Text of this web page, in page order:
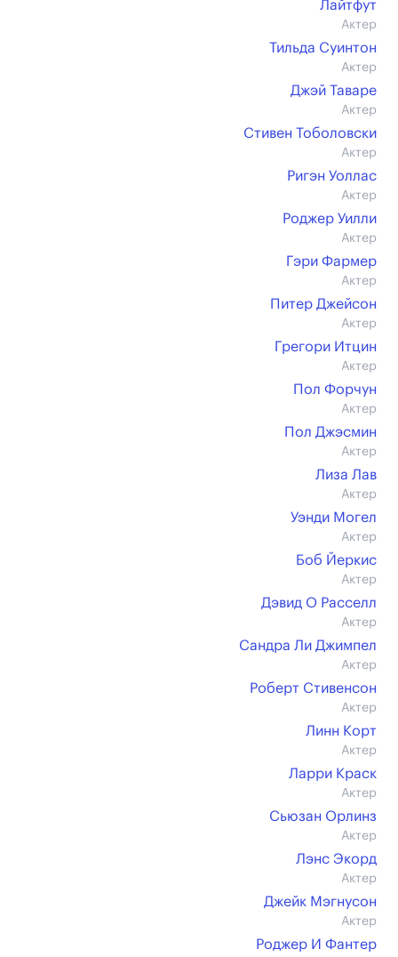
Лайтфут
Актер
Тильда Суинтон
Актер
Джэй Таваре
Актер
Стивен Тоболовски
Актер
Ригэн Уоллас
Актер
Роджер Уилли
Актер
Гэри Фармер
Актер
Питер Джейсон
Актер
Грегори Итцин
Актер
Пол Форчун
Актер
Пол Джэсмин
Актер
Лиза Лав
Актер
Уэнди Могел
Актер
Боб Йеркис
Актер
Дэвид О Расселл
Актер
Сандра Ли Джимпел
Актер
Роберт Стивенсон
Актер
Линн Корт
Актер
Ларри Краск
Актер
Сьюзан Орлинз
Актер
Лэнс Экорд
Актер
Джейк Мэгнусон
Актер
Роджер И Фантер